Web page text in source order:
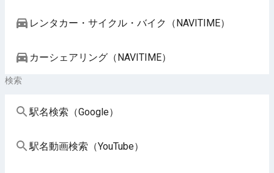
レンタカー・サイクル・バイク（NAVITIME）
カーシェアリング（NAVITIME）
検索
駅名検索（Google）
駅名動画検索（YouTube）